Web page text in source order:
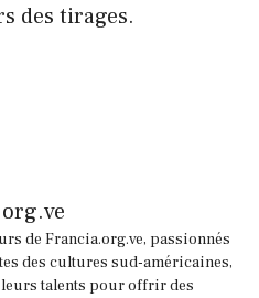
des tirages.
de Francia.org.ve, passionnés
des cultures sud-américaines,
talents pour offrir des